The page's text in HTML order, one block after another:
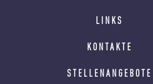
LINKS
KONTAKTE
STELLENANGEBOTE